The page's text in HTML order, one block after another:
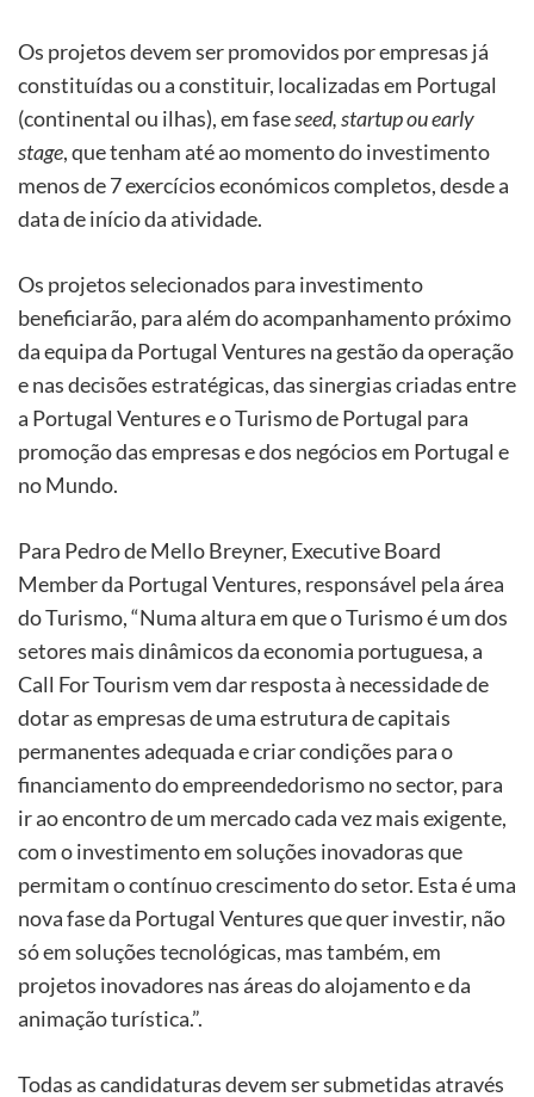
Os projetos devem ser promovidos por empresas já
constituídas ou a constituir, localizadas em Portugal
(continental ou ilhas), em faseseed, startup ou early
stage, que tenham até ao momento do investimento
menos de 7 exercícios económicos completos, desde a
data de início da atividade.
Os projetos selecionados para investimento
beneficiarão, para além do acompanhamento próximo
da equipa da Portugal Ventures na gestão da operação
e nas decisões estratégicas, das sinergias criadas entre
a Portugal Ventures e o Turismo de Portugal para
promoção das empresas e dos negócios em Portugal e
no Mundo.
Para Pedro de Mello Breyner, Executive Board
Member da Portugal Ventures, responsável pela área
do Turismo, “Numa altura em que o Turismo é um dos
setores mais dinâmicos da economia portuguesa, a
Call For Tourism vem dar resposta à necessidade de
dotar as empresas de uma estrutura de capitais
permanentes adequada e criar condições para o
financiamento do empreendedorismo no sector, para
ir ao encontro de um mercado cada vez mais exigente,
com o investimento em soluções inovadoras que
permitam o contínuo crescimento do setor. Esta é uma
nova fase da Portugal Ventures que quer investir, não
só em soluções tecnológicas, mas também, em
projetos inovadores nas áreas do alojamento e da
animação turística.”.
Todas as candidaturas devem ser submetidas através